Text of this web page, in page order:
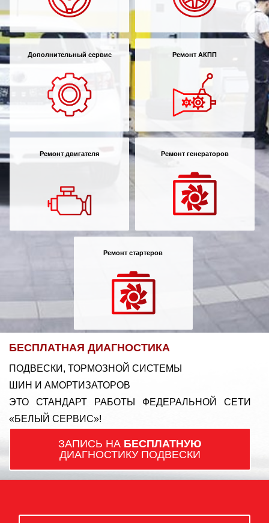
Дополнительный сервис Ремонт АКПП
Ремонт двигателя Ремонт генераторов
Ремонт стартеров
БЕСПЛАТНАЯ ДИАГНОСТИКА
ПОДВЕСКИ, ТОРМОЗНОЙ СИСТЕМЫ
ШИН И АМОРТИЗАТОРОВ
ЭТО СТАНДАРТ РАБОТЫ ФЕДЕРАЛЬНОЙ СЕТИ
«БЕЛЫЙ СЕРВИС»!
ЗАПИСЬ НА БЕСПЛАТНУЮ
ДИАГНОСТИКУ ПОДВЕСКИ